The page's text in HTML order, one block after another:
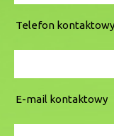
Telefon kontaktowy
E-mail kontaktowy